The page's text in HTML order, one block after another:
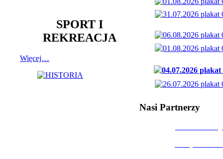
SPORT I
REKREACJA
Więcej…
Nasi Partnerzy